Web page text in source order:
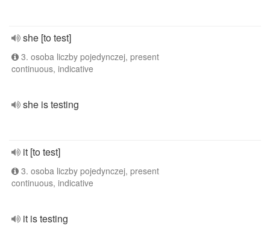
she [to test]
3. osoba liczby pojedynczej, present
continuous, indicative
she is testing
it [to test]
3. osoba liczby pojedynczej, present
continuous, indicative
it is testing